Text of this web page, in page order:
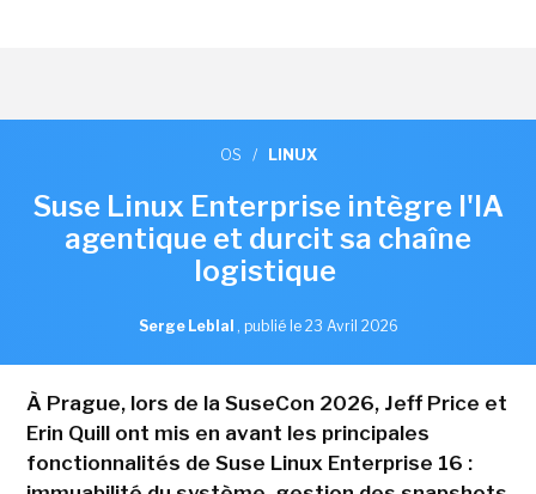
OS / LINUX
Suse Linux Enterprise intègre l'IA
agentique et durcit sa chaîne
logistique
Serge Leblal , publié le 23 Avril 2026
À Prague, lors de la SuseCon 2026, Jeff Price et
Erin Quill ont mis en avant les principales
fonctionnalités de Suse Linux Enterprise 16 :